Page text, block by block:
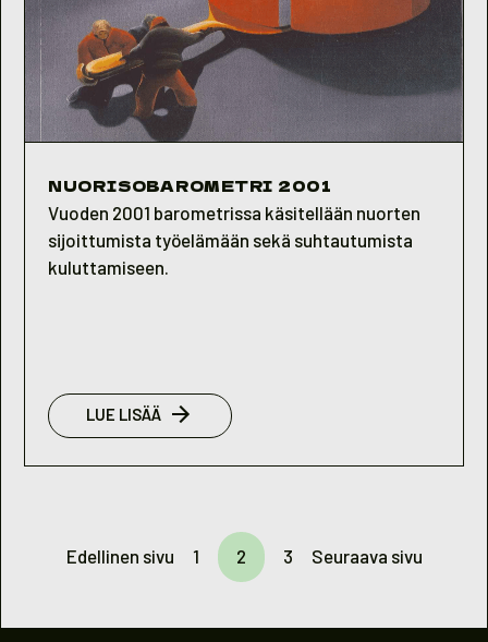
NUORISOBAROMETRI 2001
Vuoden 2001 barometrissa käsitellään nuorten
sijoittumista työelämään sekä suhtautumista
kuluttamiseen.
LUE LISÄÄ:
NUORISOBAROMETRI
Edellinen sivu 1 2 3 Seuraava sivu